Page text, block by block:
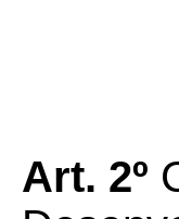
Art. 2º